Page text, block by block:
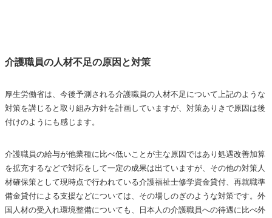
介護職員の人材不足の原因と対策
厚生労働省は、今後予測される介護職員の人材不足について上記のような
対策を講じると取り組み方針を計画していますが、対策ありきで原因は後
付けのようにも感じます。
介護職員の給与が他業種に比べ低いことが主な原因ではあり処遇改善加算
を拡充するなどで対応をして一定の成果は出ていますが、その他の対策人
材確保策として現時点で行われている介護福祉士修学資金貸付、再就職準
備金貸付による支援などについては、その場しのぎのような対策です。外
国人材の受入れ環境整備についても、日本人の介護職員への待遇に比べ外